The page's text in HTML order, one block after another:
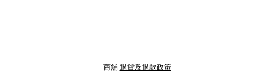
商舖 退貨及退款政策